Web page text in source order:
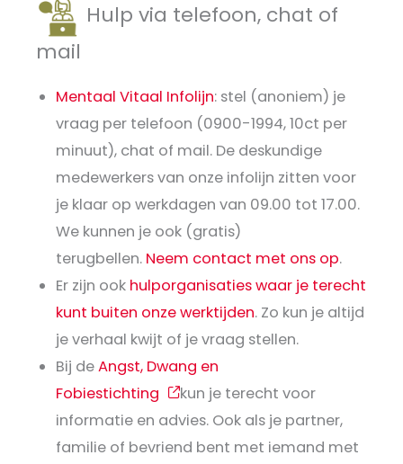
Hulp via telefoon, chat of
mail
Mentaal Vitaal Infolijn: stel (anoniem) je
vraag per telefoon (0900-1994, 10ct per
minuut), chat of mail. De deskundige
medewerkers van onze infolijn zitten voor
je klaar op werkdagen van 09.00 tot 17.00.
We kunnen je ook (gratis)
terugbellen. Neem contact met ons op.
Er zijn ook hulporganisaties waar je terecht
kunt buiten onze werktijden. Zo kun je altijd
je verhaal kwijt of je vraag stellen.
Bij deAngst, Dwang en
Fobiestichting
kun je terecht voor
informatie en advies. Ook als je partner,
familie of bevriend bent met iemand met